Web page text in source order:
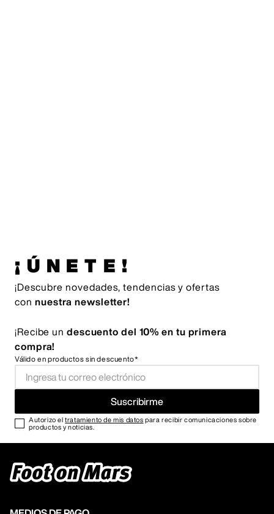
¡ÚNETE!
¡Descubre novedades, tendencias y ofertas
con nuestra newsletter!
¡Recibe un descuento del 10% en tu primera
compra!
Válido en productos sin descuento*
Suscribirme
Autorizo eltratamiento de mis datos para recibir comunicaciones sobre
productos y noticias.